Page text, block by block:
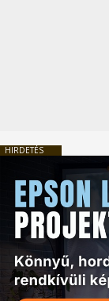
HIRDETÉS